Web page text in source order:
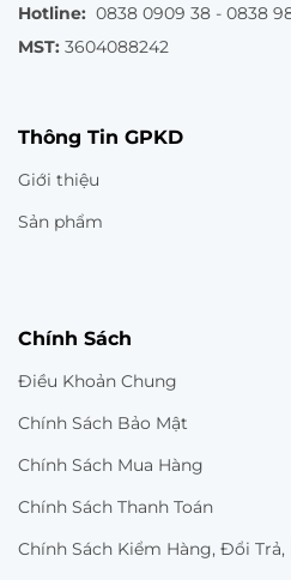
Hotline: 0838 0909 38 - 0838
MST: 3604088242
Thông Tin GPKD
Giới thiệu
Sản phẩm
Chính Sách
Điều Khoản Chung
Chính Sách Bảo Mật
Chính Sách Mua Hàng
Chính Sách Thanh Toán
Chính Sách Kiểm Hàng, Đổi Trả,